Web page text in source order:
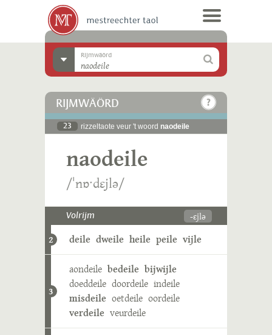
Rijmwäörd
RIJMWÄÖRD
23 rizzeltaote veur 't woord naodeile
naodeile
/ˈnɒˑdɛjlə/
Volrijm -ɛjlə
2 deile dweile heile peile vijle
3
aondeile bedeile bijwijle
doeddeile doordeile indeile
misdeile oetdeile oordeile
verdeile veurdeile